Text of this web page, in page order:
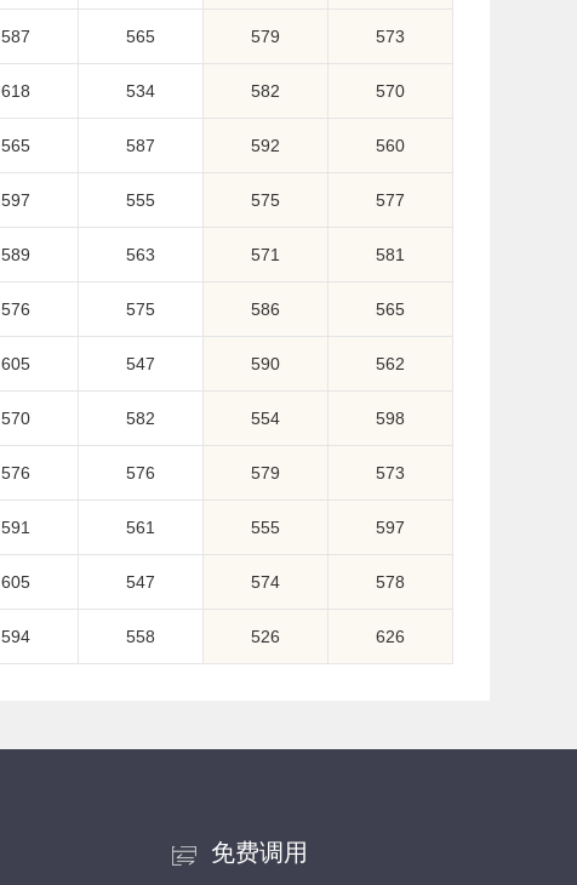
587 565 579 573
618 534 582 570
565 587 592 560
597 555 575 577
589 563 571 581
576 575 586 565
605 547 590 562
570 582 554 598
576 576 579 573
591 561 555 597
605 547 574 578
594 558 526 626
免费调用